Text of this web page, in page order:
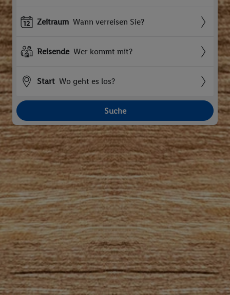
Zeitraum Wann verreisen Sie?
Reisende Wer kommt mit?
Start Wo geht es los?
Suche